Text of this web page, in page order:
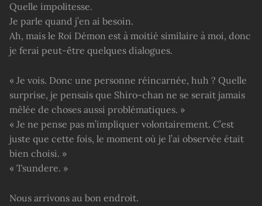
Quelle impolitesse.
Je parle quand j’en ai besoin.
Ah, mais le Roi Démon est à moitié similaire à moi, donc
je ferai peut-être quelques dialogues.
« Je vois. Donc une personne réincarnée, huh ? Quelle
surprise, je pensais que Shiro-chan ne se serait jamais
mêlée de choses aussi problématiques. »
« Je ne pense pas m’impliquer volontairement. C’est
juste que cette fois, le moment où je l’ai observée était
bien choisi. »
« Tsundere. »
Nous arrivons au bon endroit.